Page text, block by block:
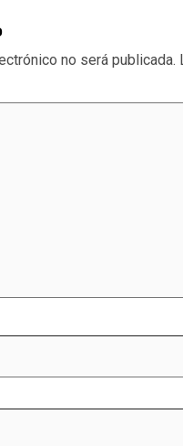
no será publicada.